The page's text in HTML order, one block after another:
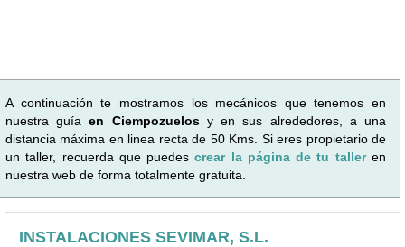
A continuación te mostramos los mecánicos que tenemos en
nuestra guíaen Ciempozuelosy en sus alrededores, a una
distancia máxima en linea recta de 50 Kms. Si eres propietario de
un taller, recuerda que puedescrear la página de tu talleren
nuestra web de forma totalmente gratuita.
INSTALACIONES SEVIMAR, S.L.